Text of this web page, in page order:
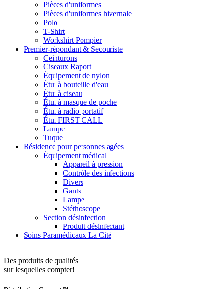
Pièces d'uniformes
Pièces d'uniformes hivernale
Polo
T-Shirt
Workshirt Pompier
Premier-répondant & Secouriste
Ceinturons
Ciseaux Raport
Équipement de nylon
Étui à bouteille d'eau
Étui à ciseau
Étui à masque de poche
Étui à radio portatif
Étui FIRST CALL
Lampe
Tuque
Résidence pour personnes agées
Équipement médical
Appareil à pression
Contrôle des infections
Divers
Gants
Lampe
Stéthoscope
Section désinfection
Produit désinfectant
Soins Paramédicaux La Cité
Des produits de qualités
sur lesquelles compter!